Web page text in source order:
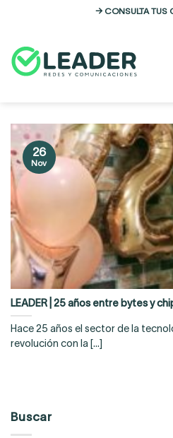
content
→ CONSULTA TUS
LEADER | 25 años entre bytes y
Hace 25 años el sector de la
revolución con la [...]
26
Nov
Buscar